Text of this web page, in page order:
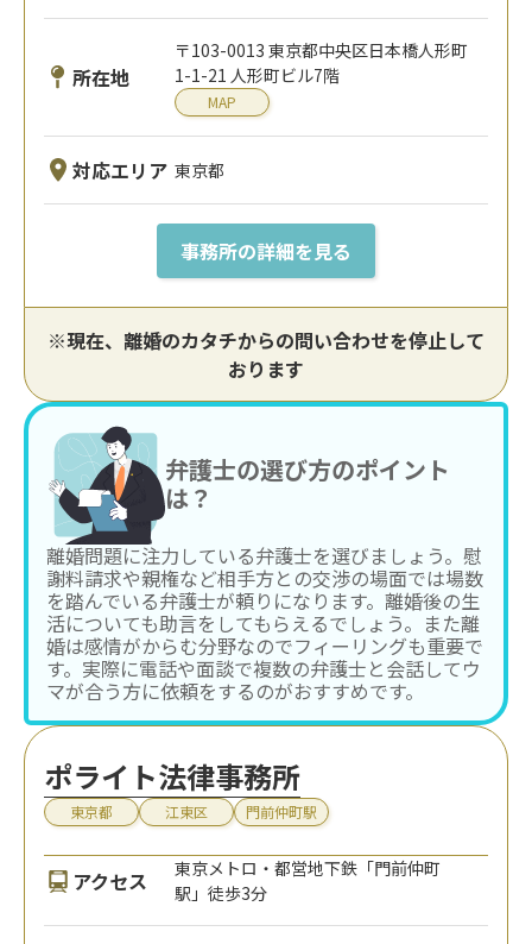
所在地
〒103-0013 東京都中央区日本橋人形町
1-1-21 人形町ビル7階
MAP
対応エリア 東京都
事務所の詳細を見る
※現在、離婚のカタチからの問い合わせを停止して
おります
弁護士の選び方のポイント
は？
離婚問題に注力している弁護士を選びましょう。慰
謝料請求や親権など相手方との交渉の場面では場数
を踏んでいる弁護士が頼りになります。離婚後の生
活についても助言をしてもらえるでしょう。また離
婚は感情がからむ分野なのでフィーリングも重要で
す。実際に電話や面談で複数の弁護士と会話してウ
マが合う方に依頼をするのがおすすめです。
ポライト法律事務所
東京都 江東区 門前仲町駅
アクセス
東京メトロ・都営地下鉄「門前仲町
駅」徒歩3分